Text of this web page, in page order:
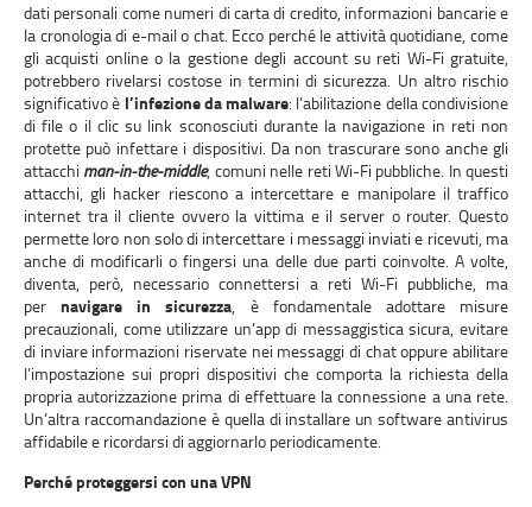
dati personali come numeri di carta di credito, informazioni bancarie e
la cronologia di e-mail o chat. Ecco perché le attività quotidiane, come
gli acquisti online o la gestione degli account su reti Wi-Fi gratuite,
potrebbero rivelarsi costose in termini di sicurezza. Un altro rischio
significativo è l’infezione da malware: l’abilitazione della condivisione
di file o il clic su link sconosciuti durante la navigazione in reti non
protette può infettare i dispositivi. Da non trascurare sono anche gli
attacchi man-in-the-middle, comuni nelle reti Wi-Fi pubbliche. In questi
attacchi, gli hacker riescono a intercettare e manipolare il traffico
internet tra il cliente ovvero la vittima e il server o router. Questo
permette loro non solo di intercettare i messaggi inviati e ricevuti, ma
anche di modificarli o fingersi una delle due parti coinvolte. A volte,
diventa, però, necessario connettersi a reti Wi-Fi pubbliche, ma
pernavigare in sicurezza, è fondamentale adottare misure
precauzionali, come utilizzare un’app di messaggistica sicura, evitare
di inviare informazioni riservate nei messaggi di chat oppure abilitare
l’impostazione sui propri dispositivi che comporta la richiesta della
propria autorizzazione prima di effettuare la connessione a una rete.
Un’altra raccomandazione è quella di installare un software antivirus
affidabile e ricordarsi di aggiornarlo periodicamente.
Perché proteggersi con una VPN